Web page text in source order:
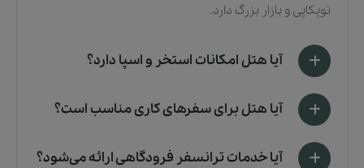
توپکاپی و بازار بزرگ دارد.
آیا هتل امکانات استخر و اسپا دارد؟
آیا هتل برای سفرهای کاری مناسب است؟
آیا خدمات ترانسفر فرودگاهی ارائه می‌شود؟